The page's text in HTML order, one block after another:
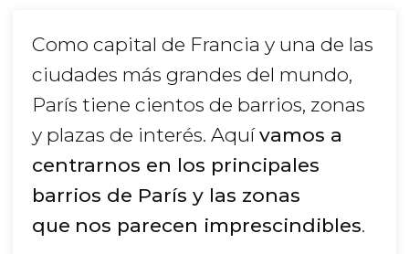
Como capital de Francia y una de las
ciudades más grandes del mundo,
París tiene cientos de barrios, zonas
y plazas de interés. Aquívamos a
centrarnos en los principales
barrios de París y las zonas
que nos parecen imprescindibles.